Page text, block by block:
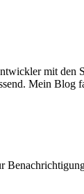
mit
Mein Blog